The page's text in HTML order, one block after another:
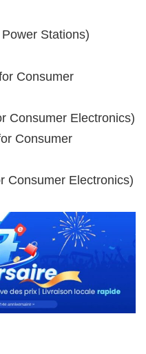
Stations)
Consumer
Consumer Electronics)
Consumer
Consumer Electronics)